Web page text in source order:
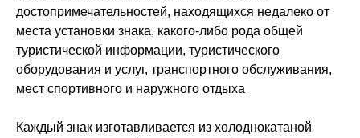
достопримечательностей, находящихся недалеко от
места установки знака, какого-либо рода общей
туристической информации, туристического
оборудования и услуг, транспортного обслуживания,
мест спортивного и наружного отдыха
Каждый знак изготавливается из холоднокатаной